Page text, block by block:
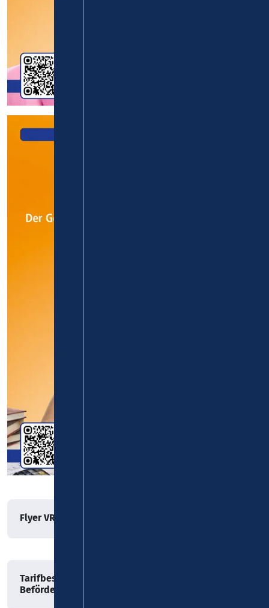
Flyer VRMsmart
Tarifbestimmungen und
Beförderungsbedingungen VRMsmart